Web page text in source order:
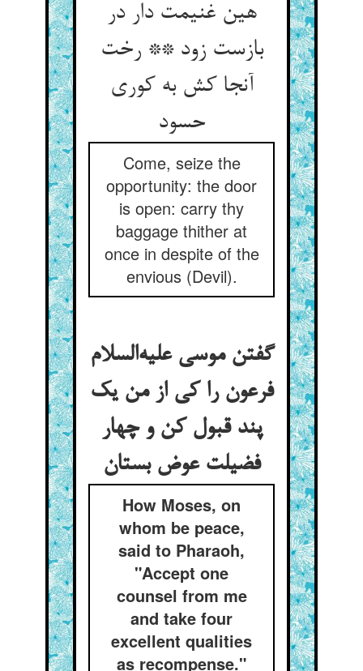
هین غنیمت دار در
بازست زود ** رخت
آنجا کش به کوری
حسود
Come, seize the
opportunity: the door
is open: carry thy
baggage thither at
once in despite of the
envious (Devil).
گفتن موسی علیه‌السلام
فرعون را کی از من یک
پند قبول کن و چهار
فضیلت عوض بستان
How Moses, on
whom be peace,
said to Pharaoh,
"Accept one
counsel from me
and take four
excellent qualities
as recompense."